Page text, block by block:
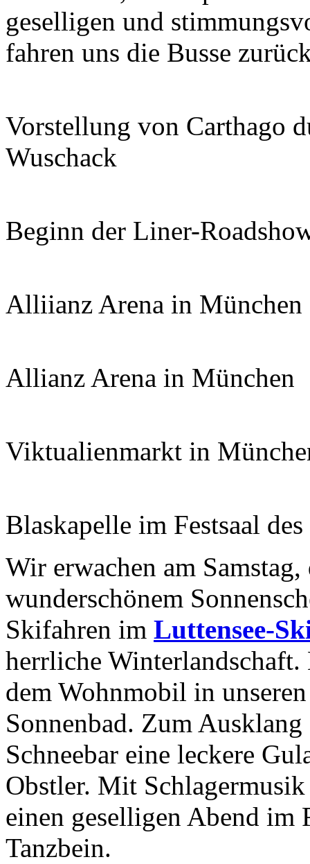
geselligen und
fahren uns die Busse
Vorstellung von Carthago
Wuschack
Beginn der Liner-
Alliianz Arena in München
Allianz Arena in München
Viktualienmarkt in
Blaskapelle im Festsaal
Wir erwachen am
wunderschönem
Skifahren im Luttensee-
herrliche
dem Wohnmobil in
Sonnenbad. Zum Ausklang
Schneebar eine leckere
Obstler. Mit
einen geselligen Abend im
Tanzbein.